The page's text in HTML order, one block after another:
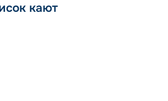
кают